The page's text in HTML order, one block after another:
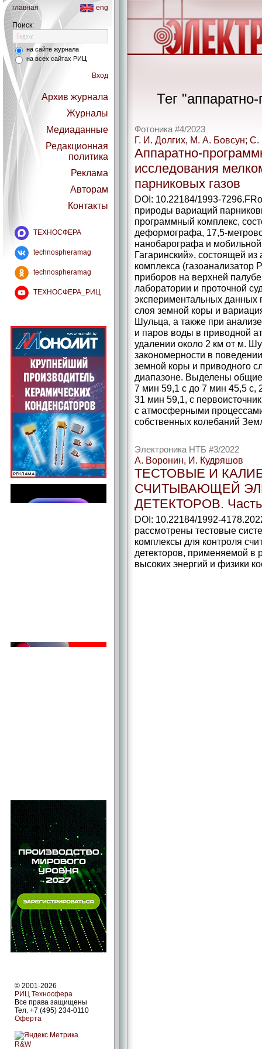
главная eng
Поиск:
на сайте журнала
на всех сайтах РИЦ
Вход
Архив журнала
Журналы
Медиаданные
Редакционная
политика
Реклама
Авторам
Контакты
ТЕХНОСФЕРА
technospheramag
technospheramag
ТЕХНОСФЕРА_РИЦ
© 2001-2026
РИЦ Техносфера
Все права защищены
Тел. +7 (495) 234-0110
Оферта
R&W
Тег
Фотоника #4/2023
Г. И. Долгих, М. А. Бовсун;
Аппаратно-­
исследования
парниковых газов
DOI: 10.22184/1993-
природы вариаций
программный комплекс,
деформографа,
нанобарографа и
Гагаринский», состоящей из
комплекса (газоанализатор
приборов на верхней
лаборатории и проточной
экспериментальных
слоя земной коры и
Шульца, а также при
и паров воды в приводной
удалении около 2 км от м.
закономерности в
земной коры и приводного
диапазоне. Выделены
7 мин 59,1 с до 7 мин 45,5 с,
31 мин 59,1, с
с атмосферными
собственных колебаний
Электроника НТБ #3/2022
А. Воронин, И. Кудряшов
ТЕСТОВЫЕ И
СЧИТЫВАЮЩЕЙ
ДЕТЕКТОРОВ.
DOI: 10.22184/1992-
рассмотрены тестовые
комплексы для контроля
детекторов, применяемой в
высоких энергий и физики